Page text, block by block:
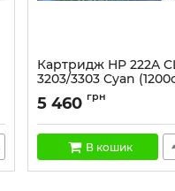
Картридж HP 222A
3203/3303 Cyan
Артикул: W2221A
5 460 грн
В кошик